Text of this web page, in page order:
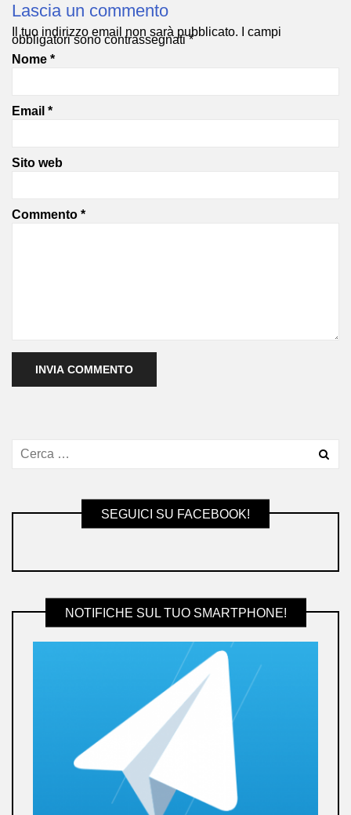
Lascia un commento
Il tuo indirizzo email non sarà pubblicato. I campi
obbligatori sono contrassegnati*
Nome *
Email *
Sito web
Commento *
SEGUICI SU FACEBOOK!
NOTIFICHE SUL TUO SMARTPHONE!